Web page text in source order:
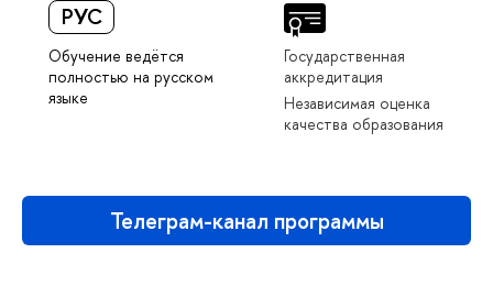
РУС
Обучение ведётся
полностью на русском
языке
Государственная
аккредитация
Независимая оценка
качества образования
Телеграм-канал программы